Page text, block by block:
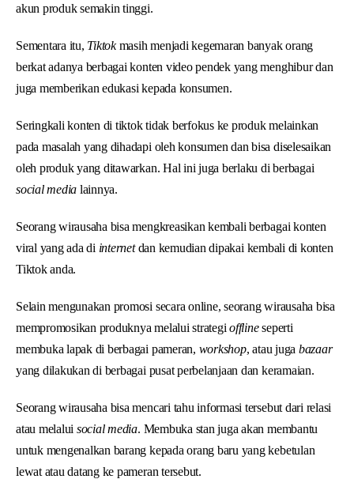
akun produk semakin tinggi.
Sementara itu, Tiktokmasih menjadi kegemaran banyak orang
berkat adanya berbagai konten video pendek yang menghibur dan
juga memberikan edukasi kepada konsumen.
Seringkali konten di tiktok tidak berfokus ke produk melainkan
pada masalah yang dihadapi oleh konsumen dan bisa diselesaikan
oleh produk yang ditawarkan. Hal ini juga berlaku di berbagai
social media lainnya.
Seorang wirausaha bisa mengkreasikan kembali berbagai konten
viral yang ada di internetdan kemudian dipakai kembali di konten
Tiktok anda.
Selain mengunakan promosi secara online, seorang wirausaha bisa
mempromosikan produknya melalui strategiofflineseperti
membuka lapak di berbagai pameran, workshop, atau juga bazaar
yang dilakukan di berbagai pusat perbelanjaan dan keramaian.
Seorang wirausaha bisa mencari tahu informasi tersebut dari relasi
atau melalui social media. Membuka stan juga akan membantu
untuk mengenalkan barang kepada orang baru yang kebetulan
lewat atau datang ke pameran tersebut.